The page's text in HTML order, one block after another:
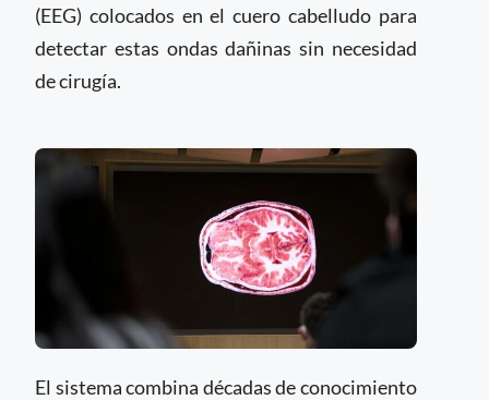
(EEG) colocados en el cuero cabelludo para
detectar estas ondas dañinas sin necesidad
de cirugía.
El sistema combina décadas de conocimiento